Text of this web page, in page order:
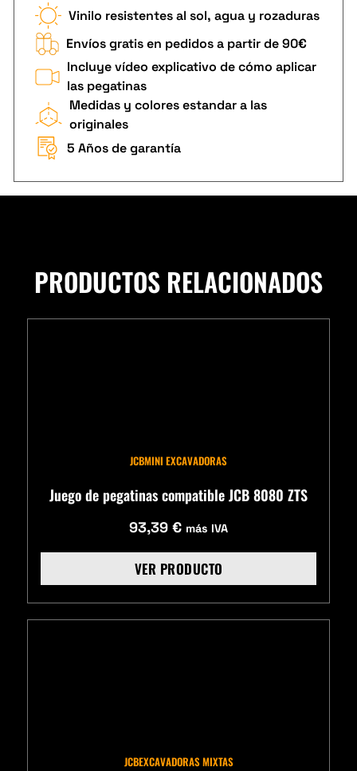
Vinilo resistentes al sol, agua y rozaduras
Envíos gratis en pedidos a partir de 90€
Incluye vídeo explicativo de cómo aplicar
las pegatinas
Medidas y colores estandar a las
originales
5 Años de garantía
PRODUCTOS RELACIONADOS
JCBMINI EXCAVADORAS
Juego de pegatinas compatible JCB 8080 ZTS
93,39 € más IVA
VER PRODUCTO
JCBEXCAVADORAS MIXTAS